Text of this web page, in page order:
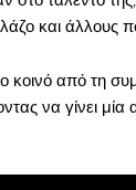
και άλλους
κοινό από τη
να γίνει